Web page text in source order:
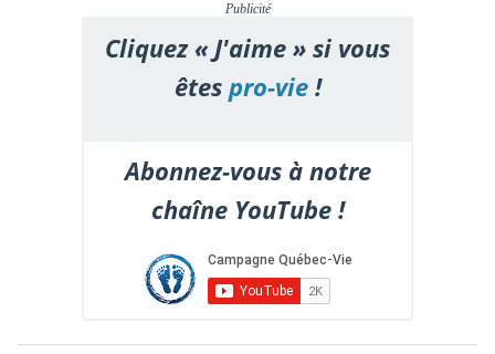
Publicité
Cliquez « J'aime » si vous
êtespro-vie!
Abonnez-vous à notre
chaîne YouTube !